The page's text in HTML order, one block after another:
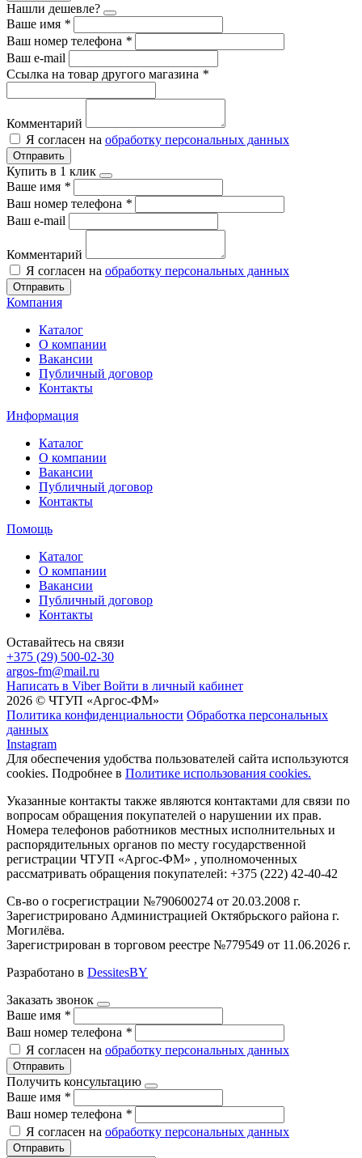
Нашли дешевле?
Ваше имя *
Ваш номер телефона *
Ваш e-mail
Ссылка на товар другого магазина *
Комментарий
Я согласен на обработку персональных данных
Отправить
Купить в 1 клик
Ваше имя *
Ваш номер телефона *
Ваш e-mail
Комментарий
Я согласен на обработку персональных данных
Отправить
Компания
Каталог
О компании
Вакансии
Публичный договор
Контакты
Информация
Каталог
О компании
Вакансии
Публичный договор
Контакты
Помощь
Каталог
О компании
Вакансии
Публичный договор
Контакты
Оставайтесь на связи
+375 (29) 500-02-30
argos-fm@mail.ru
Написать в Viber Войти в личный кабинет
2026 © ЧТУП «Аргос-ФМ»
Политика конфиденциальности Обработка персональных
данных
Instagram
Для обеспечения удобства пользователей сайта используются
cookies. Подробнее в Политике использования cookies.
Указанные контакты также являются контактами для связи по
вопросам обращения покупателей о нарушении их прав.
Номера телефонов работников местных исполнительных и
распорядительных органов по месту государственной
регистрации ЧТУП «Аргос-ФМ» , уполномоченных
рассматривать обращения покупателей: +375 (222) 42-40-42
Св-во о госрегистрации №790600274 от 20.03.2008 г.
Зарегистрировано Администрацией Октябрьского района г.
Могилёва.
Зарегистрирован в торговом реестре №779549 от 11.06.2026 г.
Разработано в DessitesBY
Заказать звонок
Ваше имя *
Ваш номер телефона *
Я согласен на обработку персональных данных
Отправить
Получить консультацию
Ваше имя *
Ваш номер телефона *
Я согласен на обработку персональных данных
Отправить